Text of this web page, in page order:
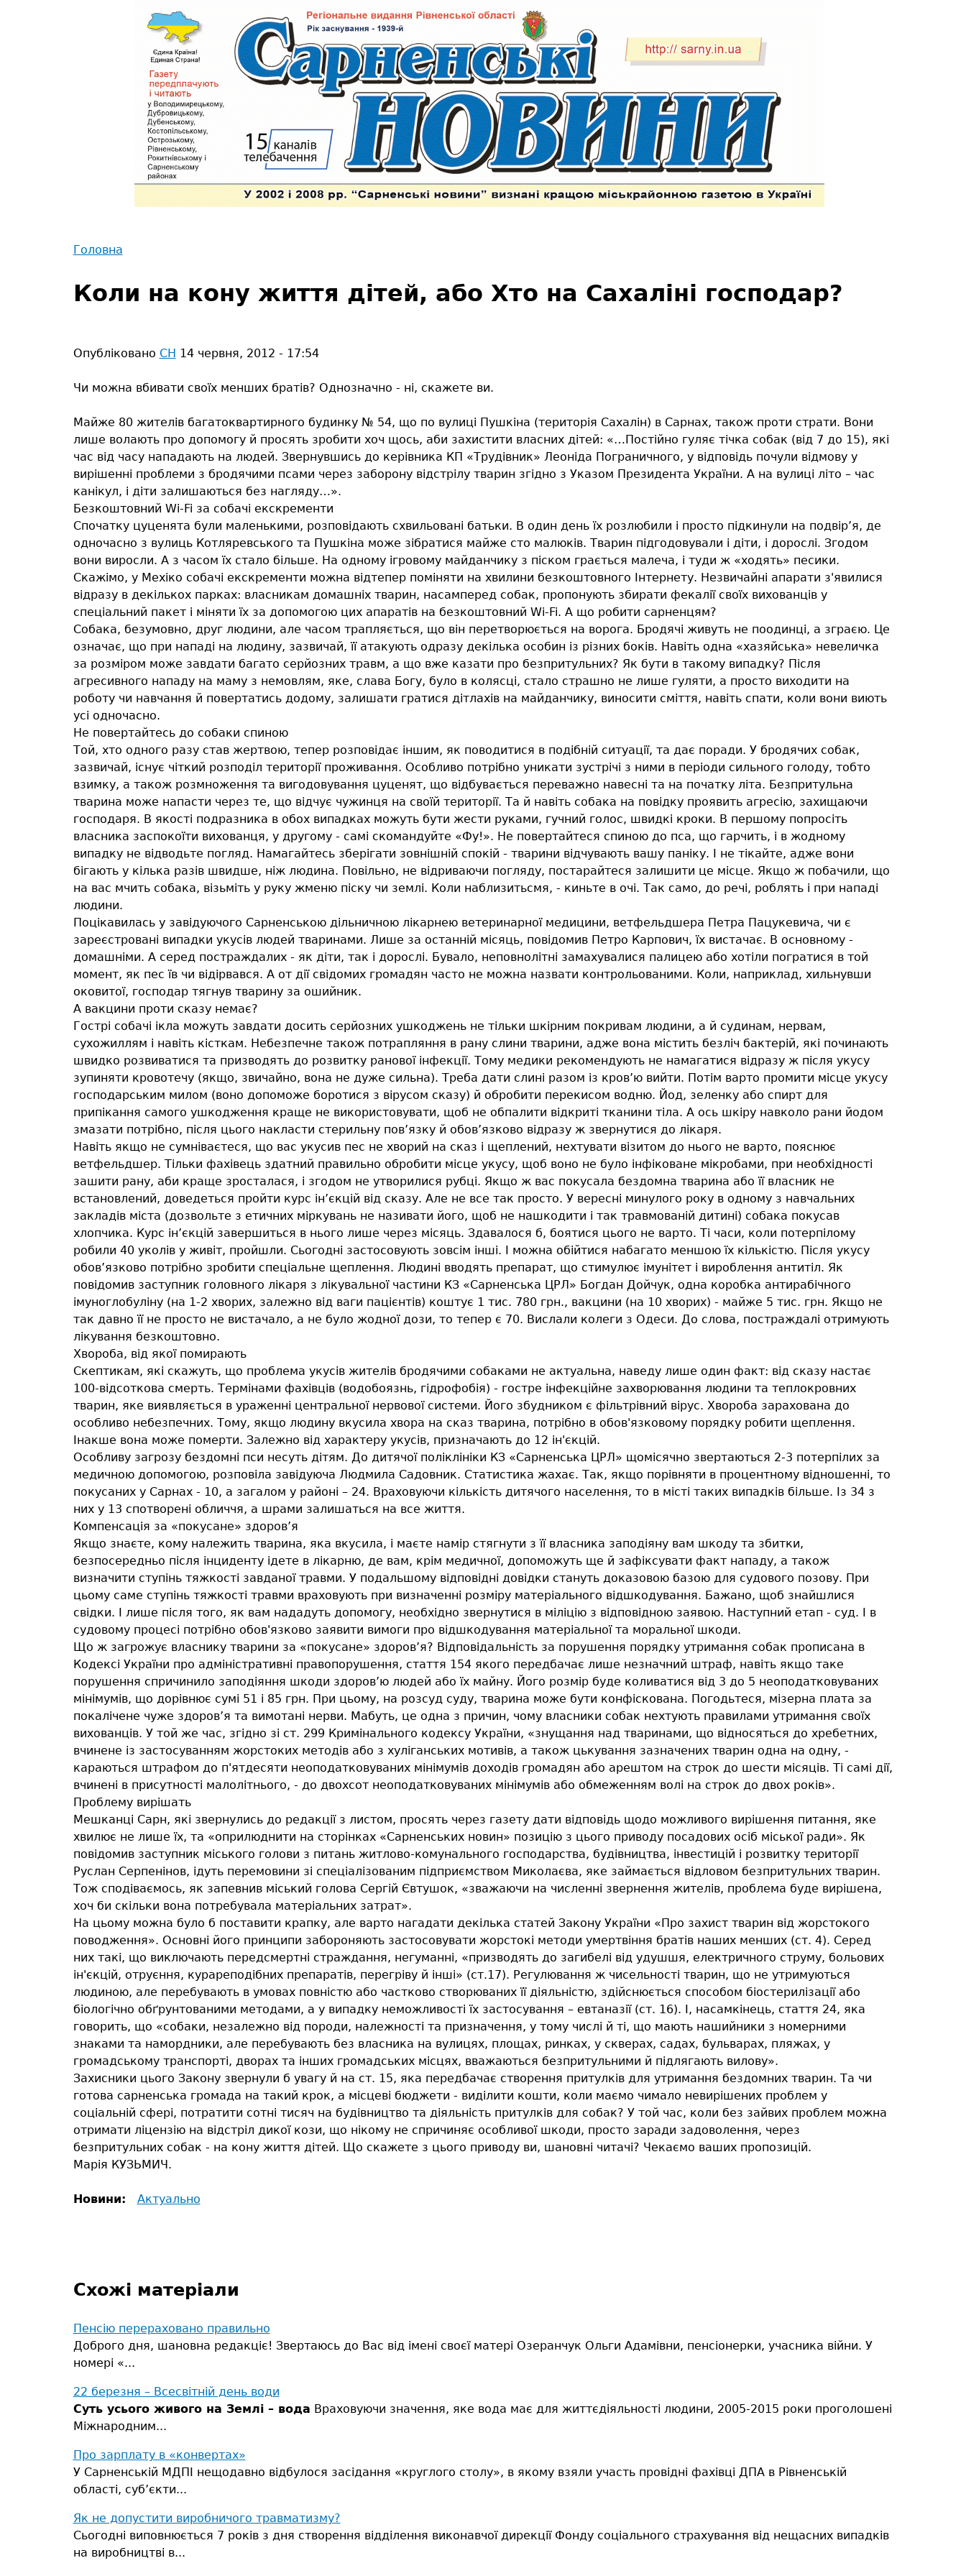
є
Головна
to
top
Коли на кону життя дітей, або Хто на Сахаліні господар?
Опубліковано СН 14 червня, 2012 - 17:54
Чи можна вбивати своїх менших братів? Однозначно - ні, скажете ви.
Майже 80 жителів багатоквартирного будинку № 54, що по вулиці Пушкіна (територія Сахалін) в Сарнах, також проти страти. Вони
лише волають про допомогу й просять зробити хоч щось, аби захистити власних дітей: «…Постійно гуляє тічка собак (від 7 до 15), які
час від часу нападають на людей. Звернувшись до керівника КП «Трудівник» Леоніда Пограничного, у відповідь почули відмову у
вирішенні проблеми з бродячими псами через заборону відстрілу тварин згідно з Указом Президента України. А на вулиці літо – час
канікул, і діти залишаються без нагляду…».
Безкоштовний Wi-Fi за собачі екскременти
Спочатку цуценята були маленькими, розповідають схвильовані батьки. В один день їх розлюбили і просто підкинули на подвір’я, де
одночасно з вулиць Котляревського та Пушкіна може зібратися майже сто малюків. Тварин підгодовували і діти, і дорослі. Згодом
вони виросли. А з часом їх стало більше. На одному ігровому майданчику з піском грається малеча, і туди ж «ходять» песики.
Скажімо, у Мехіко собачі екскременти можна відтепер поміняти на хвилини безкоштовного Інтернету. Незвичайні апарати з'явилися
відразу в декількох парках: власникам домашніх тварин, насамперед собак, пропонують збирати фекалії своїх вихованців у
спеціальний пакет і міняти їх за допомогою цих апаратів на безкоштовний Wi-Fi. А що робити сарненцям?
Собака, безумовно, друг людини, але часом трапляється, що він перетворюється на ворога. Бродячі живуть не поодинці, а зграєю. Це
означає, що при нападі на людину, зазвичай, її атакують одразу декілька особин із різних боків. Навіть одна «хазяйська» невеличка
за розміром може завдати багато серйозних травм, а що вже казати про безпритульних? Як бути в такому випадку? Після
агресивного нападу на маму з немовлям, яке, слава Богу, було в колясці, стало страшно не лише гуляти, а просто виходити на
роботу чи навчання й повертатись додому, залишати гратися дітлахів на майданчику, виносити сміття, навіть спати, коли вони виють
усі одночасно.
Не повертайтесь до собаки спиною
Той, хто одного разу став жертвою, тепер розповідає іншим, як поводитися в подібній ситуації, та дає поради. У бродячих собак,
зазвичай, існує чіткий розподіл території проживання. Особливо потрібно уникати зустрічі з ними в періоди сильного голоду, тобто
взимку, а також розмноження та вигодовування цуценят, що відбувається переважно навесні та на початку літа. Безпритульна
тварина може напасти через те, що відчує чужинця на своїй території. Та й навіть собака на повідку проявить агресію, захищаючи
господаря. В якості подразника в обох випадках можуть бути жести руками, гучний голос, швидкі кроки. В першому попросіть
власника заспокоїти вихованця, у другому - самі скомандуйте «Фу!». Не повертайтеся спиною до пса, що гарчить, і в жодному
випадку не відводьте погляд. Намагайтесь зберігати зовнішній спокій - тварини відчувають вашу паніку. І не тікайте, адже вони
бігають у кілька разів швидше, ніж людина. Повільно, не відриваючи погляду, постарайтеся залишити це місце. Якщо ж побачили, що
на вас мчить собака, візьміть у руку жменю піску чи землі. Коли наблизитьсмя, - киньте в очі. Так само, до речі, роблять і при нападі
людини.
Поцікавилась у завідуючого Сарненською дільничною лікарнею ветеринарної медицини, ветфельдшера Петра Пацукевича, чи є
зареєстровані випадки укусів людей тваринами. Лише за останній місяць, повідомив Петро Карпович, їх вистачає. В основному -
домашніми. А серед постраждалих - як діти, так і дорослі. Бувало, неповнолітні замахувалися палицею або хотіли погратися в той
момент, як пес їв чи відірвався. А от дії свідомих громадян часто не можна назвати контрольованими. Коли, наприклад, хильнувши
оковитої, господар тягнув тварину за ошийник.
А вакцини проти сказу немає?
Гострі собачі ікла можуть завдати досить серйозних ушкоджень не тільки шкірним покривам людини, а й судинам, нервам,
сухожиллям і навіть кісткам. Небезпечне також потрапляння в рану слини тварини, адже вона містить безліч бактерій, які починають
швидко розвиватися та призводять до розвитку ранової інфекції. Тому медики рекомендують не намагатися відразу ж після укусу
зупиняти кровотечу (якщо, звичайно, вона не дуже сильна). Треба дати слині разом із кров’ю вийти. Потім варто промити місце укусу
господарським милом (воно допоможе боротися з вірусом сказу) й обробити перекисом водню. Йод, зеленку або спирт для
припікання самого ушкодження краще не використовувати, щоб не обпалити відкриті тканини тіла. А ось шкіру навколо рани йодом
змазати потрібно, після цього накласти стерильну пов’язку й обов’язково відразу ж звернутися до лікаря.
Навіть якщо не сумніваєтеся, що вас укусив пес не хворий на сказ і щеплений, нехтувати візитом до нього не варто, пояснює
ветфельдшер. Тільки фахівець здатний правильно обробити місце укусу, щоб воно не було інфіковане мікробами, при необхідності
зашити рану, аби краще зросталася, і згодом не утворилися рубці. Якщо ж вас покусала бездомна тварина або її власник не
встановлений, доведеться пройти курс ін’єкцій від сказу. Але не все так просто. У вересні минулого року в одному з навчальних
закладів міста (дозвольте з етичних міркувань не називати його, щоб не нашкодити і так травмованій дитині) собака покусав
хлопчика. Курс ін’єкцій завершиться в нього лише через місяць. Здавалося б, боятися цього не варто. Ті часи, коли потерпілому
робили 40 уколів у живіт, пройшли. Сьогодні застосовують зовсім інші. І можна обійтися набагато меншою їх кількістю. Після укусу
обов’язково потрібно зробити спеціальне щеплення. Людині вводять препарат, що стимулює імунітет і вироблення антитіл. Як
повідомив заступник головного лікаря з лікувальної частини КЗ «Сарненська ЦРЛ» Богдан Дойчук, одна коробка антирабічного
імуноглобуліну (на 1-2 хворих, залежно від ваги пацієнтів) коштує 1 тис. 780 грн., вакцини (на 10 хворих) - майже 5 тис. грн. Якщо не
так давно її не просто не вистачало, а не було жодної дози, то тепер є 70. Вислали колеги з Одеси. До слова, постраждалі отримують
лікування безкоштовно.
Хвороба, від якої помирають
Скептикам, які скажуть, що проблема укусів жителів бродячими собаками не актуальна, наведу лише один факт: від сказу настає
100-відсоткова смерть. Термінами фахівців (водобоязнь, гідрофобія) - гостре інфекційне захворювання людини та теплокровних
тварин, яке виявляється в ураженні центральної нервової системи. Його збудником є фільтрівний вірус. Хвороба зарахована до
особливо небезпечних. Тому, якщо людину вкусила хвора на сказ тварина, потрібно в обов'язковому порядку робити щеплення.
Інакше вона може померти. Залежно від характеру укусів, призначають до 12 ін'єкцій.
Особливу загрозу бездомні пси несуть дітям. До дитячої поліклініки КЗ «Сарненська ЦРЛ» щомісячно звертаються 2-3 потерпілих за
медичною допомогою, розповіла завідуюча Людмила Садовник. Статистика жахає. Так, якщо порівняти в процентному відношенні, то
покусаних у Сарнах - 10, а загалом у районі – 24. Враховуючи кількість дитячого населення, то в місті таких випадків більше. Із 34 з
них у 13 спотворені обличчя, а шрами залишаться на все життя.
Компенсація за «покусане» здоров’я
Якщо знаєте, кому належить тварина, яка вкусила, і маєте намір стягнути з її власника заподіяну вам шкоду та збитки,
безпосередньо після інциденту ідете в лікарню, де вам, крім медичної, допоможуть ще й зафіксувати факт нападу, а також
визначити ступінь тяжкості завданої травми. У подальшому відповідні довідки стануть доказовою базою для судового позову. При
цьому саме ступінь тяжкості травми враховують при визначенні розміру матеріального відшкодування. Бажано, щоб знайшлися
свідки. І лише після того, як вам нададуть допомогу, необхідно звернутися в міліцію з відповідною заявою. Наступний етап - суд. І в
судовому процесі потрібно обов'язково заявити вимоги про відшкодування матеріальної та моральної шкоди.
Що ж загрожує власнику тварини за «покусане» здоров’я? Відповідальність за порушення порядку утримання собак прописана в
Кодексі України про адміністративні правопорушення, стаття 154 якого передбачає лише незначний штраф, навіть якщо таке
порушення спричинило заподіяння шкоди здоров’ю людей або їх майну. Його розмір буде коливатися від 3 до 5 неоподатковуваних
мінімумів, що дорівнює сумі 51 і 85 грн. При цьому, на розсуд суду, тварина може бути конфіскована. Погодьтеся, мізерна плата за
покалічене чуже здоров’я та вимотані нерви. Мабуть, це одна з причин, чому власники собак нехтують правилами утримання своїх
вихованців. У той же час, згідно зі ст. 299 Кримінального кодексу України, «знущання над тваринами, що відносяться до хребетних,
вчинене із застосуванням жорстоких методів або з хуліганських мотивів, а також цькування зазначених тварин одна на одну, -
караються штрафом до п'ятдесяти неоподатковуваних мінімумів доходів громадян або арештом на строк до шести місяців. Ті самі дії,
вчинені в присутності малолітнього, - до двохсот неоподатковуваних мінімумів або обмеженням волі на строк до двох років».
Проблему вирішать
Мешканці Сарн, які звернулись до редакції з листом, просять через газету дати відповідь щодо можливого вирішення питання, яке
хвилює не лише їх, та «оприлюднити на сторінках «Сарненських новин» позицію з цього приводу посадових осіб міської ради». Як
повідомив заступник міського голови з питань житлово-комунального господарства, будівництва, інвестицій і розвитку території
Руслан Серпенінов, ідуть перемовини зі спеціалізованим підприємством Миколаєва, яке займається відловом безпритульних тварин.
Тож сподіваємось, як запевнив міський голова Сергій Євтушок, «зважаючи на численні звернення жителів, проблема буде вирішена,
хоч би скільки вона потребувала матеріальних затрат».
На цьому можна було б поставити крапку, але варто нагадати декілька статей Закону України «Про захист тварин від жорстокого
поводження». Основні його принципи забороняють застосовувати жорстокі методи умертвіння братів наших менших (ст. 4). Серед
них такі, що виключають передсмертні страждання, негуманні, «призводять до загибелі від удушшя, електричного струму, больових
ін'єкцій, отруєння, курареподібних препаратів, перегріву й інші» (ст.17). Регулювання ж чисельності тварин, що не утримуються
людиною, але перебувають в умовах повністю або частково створюваних її діяльністю, здійснюється способом біостерилізації або
біологічно обґрунтованими методами, а у випадку неможливості їх застосування – евтаназії (ст. 16). І, насамкінець, стаття 24, яка
говорить, що «собаки, незалежно від породи, належності та призначення, у тому числі й ті, що мають нашийники з номерними
знаками та намордники, але перебувають без власника на вулицях, площах, ринках, у скверах, садах, бульварах, пляжах, у
громадському транспорті, дворах та інших громадських місцях, вважаються безпритульними й підлягають вилову».
Захисники цього Закону звернули б увагу й на ст. 15, яка передбачає створення притулків для утримання бездомних тварин. Та чи
готова сарненська громада на такий крок, а місцеві бюджети - виділити кошти, коли маємо чимало невирішених проблем у
соціальній сфері, потратити сотні тисяч на будівництво та діяльність притулків для собак? У той час, коли без зайвих проблем можна
отримати ліцензію на відстріл дикої кози, що нікому не спричиняє особливої шкоди, просто заради задоволення, через
безпритульних собак - на кону життя дітей. Що скажете з цього приводу ви, шановні читачі? Чекаємо ваших пропозицій.
Марія КУЗЬМИЧ.
Новини: Актуально
Схожі матеріали
Пенсію перераховано правильно
Доброго дня, шановна редакціє! Звертаюсь до Вас від імені своєї матері Озеранчук Ольги Адамівни, пенсіонерки, учасника війни. У
номері «...
22 березня – Всесвітній день води
Суть усього живого на Землі – вода Враховуючи значення, яке вода має для життєдіяльності людини, 2005-2015 роки проголошені
Міжнародним...
Про зарплату в «конвертах»
У Сарненській МДПІ нещодавно відбулося засідання «круглого столу», в якому взяли участь провідні фахівці ДПА в Рівненській
області, суб’єкти...
Як не допустити виробничого травматизму?
Сьогодні виповнюється 7 років з дня створення відділення виконавчої дирекції Фонду соціального страхування від нещасних випадків
на виробництві в...
top